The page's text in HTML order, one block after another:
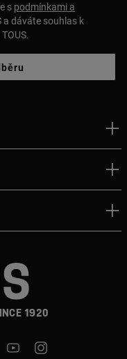
s podmínkami a
a dáváte souhlas k
1920